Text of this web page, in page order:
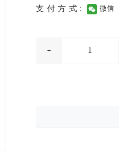
支付方式: 微信
- 1